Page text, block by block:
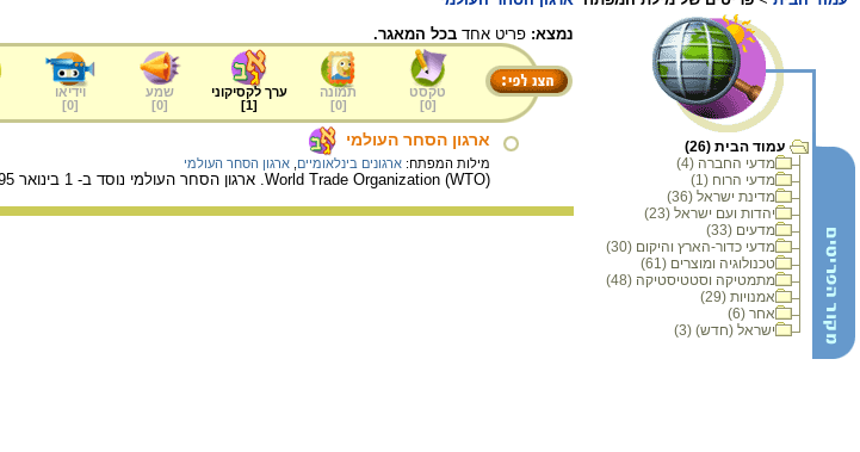
עמוד הבית (26)
מדעי החברה (4)
מדעי הרוח (1)
מדינת ישראל (36)
יהדות ועם ישראל (23)
מדעים (33)
מדעי כדור-הארץ והיקום (30)
טכנולוגיה ומוצרים (61)
מתמטיקה וסטטיסטיקה (48)
אמנויות (29)
אחר (6)
ישראל (חדש) (3)
נמצא: פריט אחד בכל המאגר.
טקסט
[
0
]
תמונה
[
0
]
ערך לקסיקוני
[
1
]
שמע
[
0
]
וידיאו
[
0
]
ארגון הסחר העולמי
מילות המפתח: ארגונים בינלאומיים ארגון הסחר העולמי
(World Trade Organization (WTO. ארגון הסחר העולמי נוסד ב- 1 בינואר 1995 בז'נבה שבשוויץ, ועד ליולי 2001 הצטרפו לשורותיו 142 מדינות.